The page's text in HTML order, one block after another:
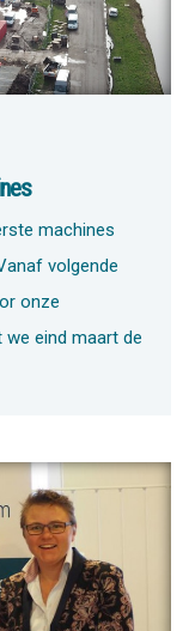
machines
volgende
onze
eind maart de